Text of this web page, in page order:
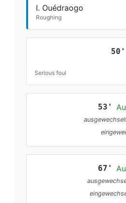
I. Ouédraogo
Roughing
50'
Serious foul
53'
67'